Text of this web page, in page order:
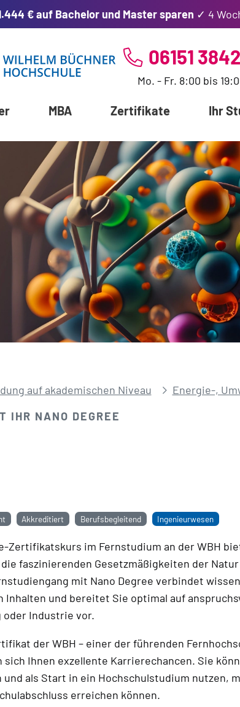
€ auf Bachelor und Master sparen ✓ 4
06151
Mo. - Fr. 8:00 bis
MBA Zertifikate Ihr
auf akademischen Niveau Energie-,
IHR NANO DEGREE
Akkreditiert Berufsbegleitend Ingenieurwesen
Zertifikatskurs im Fernstudium an der WBH
faszinierenden Gesetzmäßigkeiten der
mit Nano Degree verbindet
Inhalten und bereitet Sie optimal auf
oder Industrie vor.
der WBH – einer der führenden
sich Ihnen exzellente Karrierechancen. Sie
und als Start in ein Hochschulstudium nutzen,
erreichen können.